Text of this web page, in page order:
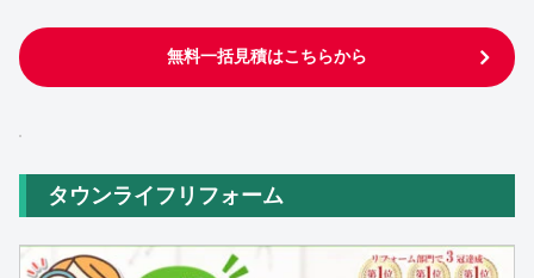
無料一括見積はこちらから
タウンライフリフォーム